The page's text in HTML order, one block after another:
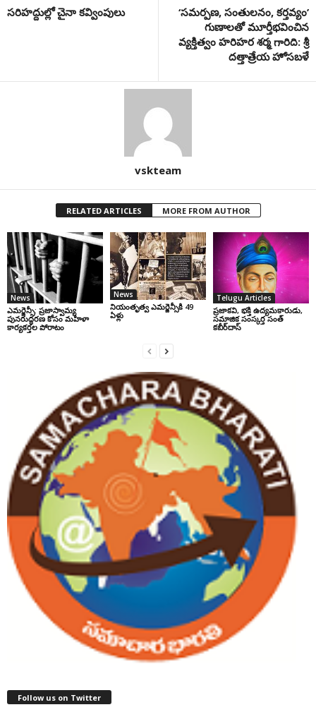
సరిహద్దుల్లో చైనా కవ్వింపులు
‘సమర్పణ, సంతులనం, కర్తవ్యం’
గుణాలతో మూర్తీభవించిన
వ్యక్తిత్వం హరిహర శర్మ గారిది: శ్రీ
దత్తాత్రేయ హోసబళే
vskteam
RELATED ARTICLES MORE FROM AUTHOR
News
ఎమర్జెన్సీ: ప్రజాస్వామ్య
పునరుద్ధరణ కోసం మహిళా
కార్యకర్తల పోరాటం
News
నియంతృత్వ ఎమర్జెన్సీకి 49
ఏళ్లు
Telugu Articles
ప్రజాకవి, భక్తి ఉద్యమకారుడు,
సమాజిక సంస్కర్త సంత్‌
కబీర్‌దాస్‌
Follow us on Twitter